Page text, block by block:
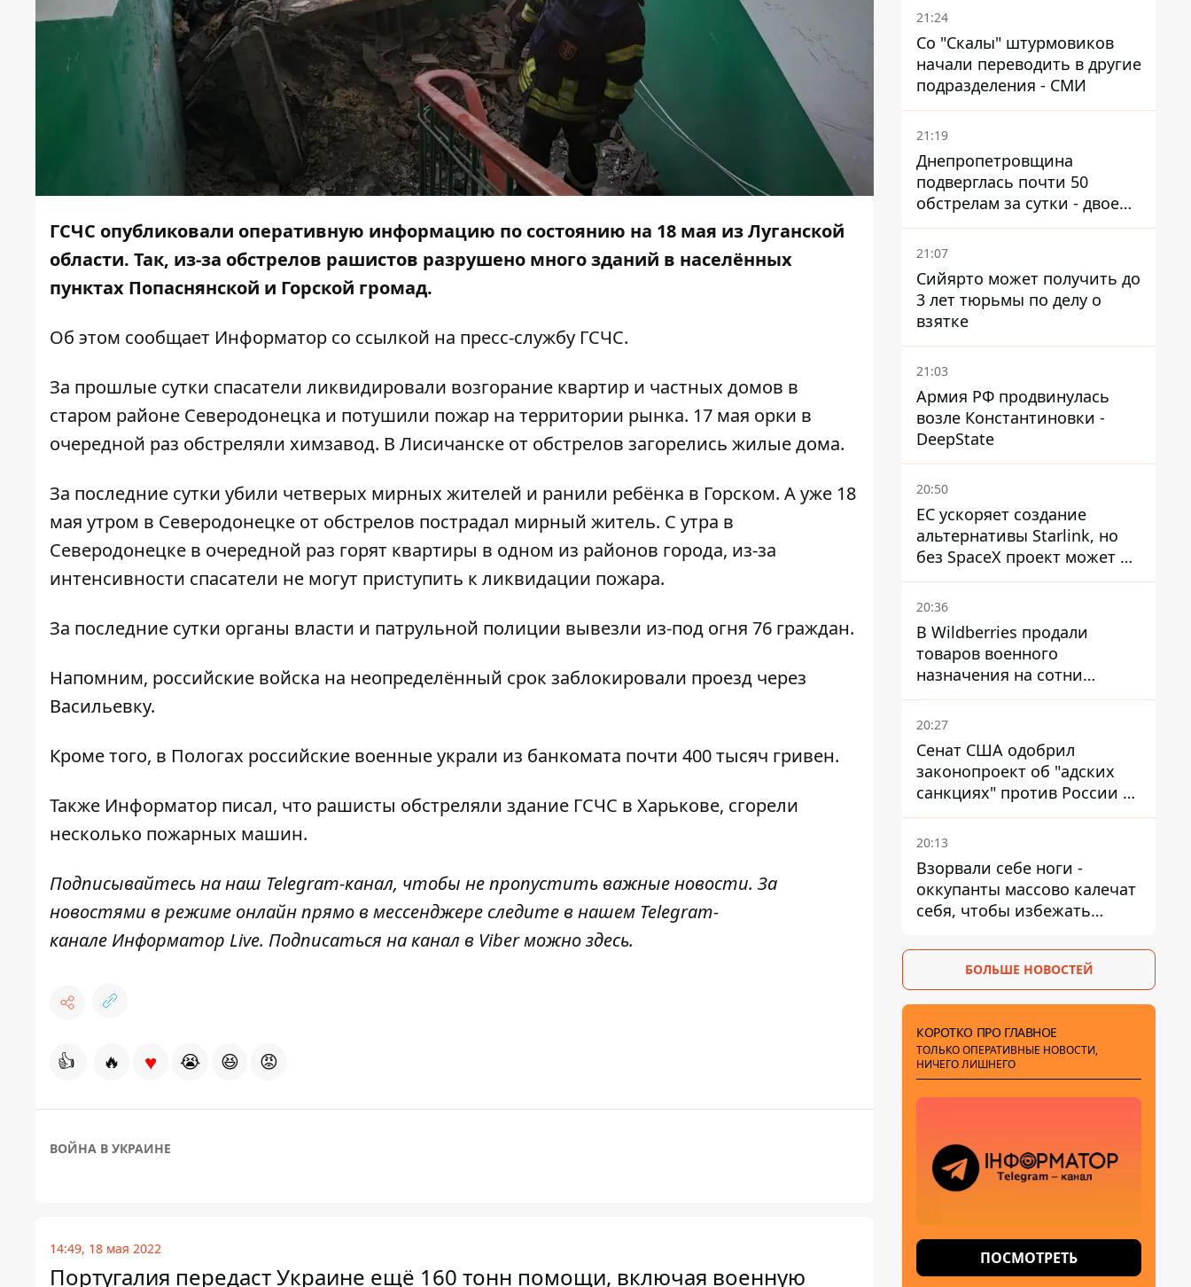
ГСЧС опубликовали оперативную информацию по состоянию на 18 мая из Луганской
области. Так, из-за обстрелов рашистов разрушено много зданий в населённых
пунктах Попаснянской и Горской громад.
Об этом сообщает Информатор со ссылкой на пресс-службу ГСЧС.
За прошлые сутки спасатели ликвидировали возгорание квартир и частных домов в
старом районе Северодонецка и потушили пожар на территории рынка. 17 мая орки в
очередной раз обстреляли химзавод. В Лисичанске от обстрелов загорелись жилые дома.
За последние сутки убили четверых мирных жителей и ранили ребёнка в Горском. А уже 18
мая утром в Северодонецке от обстрелов пострадал мирный житель. С утра в
Северодонецке в очередной раз горят квартиры в одном из районов города, из-за
интенсивности спасатели не могут приступить к ликвидации пожара.
За последние сутки органы власти и патрульной полиции вывезли из-под огня 76 граждан.
Напомним, российские войска на неопределённый срок заблокировали проезд через
Васильевку.
Кроме того, в Пологах российские военные украли из банкомата почти 400 тысяч гривен.
Также Информатор писал, что рашисты обстреляли здание ГСЧС в Харькове, сгорели
несколько пожарных машин.
Подписывайтесь на наш Telegram-канал, чтобы не пропустить важные новости. За
новостями в режиме онлайн прямо в мессенджере следите в нашем Telegram-
канале Информатор Live. Подписаться на канал в Viber можноздесь.
👍 🔥 ♥ 😭 😆 😡
ВОЙНА В УКРАИНЕ
14:49, 18 мая 2022
Португалия передаст Украине ещё 160 тонн помощи, включая военную
21:24
Со "Скалы" штурмовиков
начали переводить в другие
подразделения - СМИ
21:19
Днепропетровщина
подверглась почти 50
обстрелам за сутки - двое
погибших, шесть
пострадавших
21:07
Сийярто может получить до
3 лет тюрьмы по делу о
взятке
21:03
Армия РФ продвинулась
возле Константиновки -
DeepState
20:50
ЕС ускоряет создание
альтернативы Starlink, но
без SpaceX проект может не
обойтись
20:36
В Wildberries продали
товаров военного
назначения на сотни
миллионов, но удары ВСУ
изменили ситуацию
20:27
Сенат США одобрил
законопроект об "адских
санкциях" против России и
Ирана
20:13
Взорвали себе ноги -
оккупанты массово калечат
себя, чтобы избежать
БОЛЬШЕ НОВОСТЕЙ
КОРОТКО ПРО ГЛАВНОЕ
ТОЛЬКО ОПЕРАТИВНЫЕ НОВОСТИ,
НИЧЕГО ЛИШНЕГО
ПОСМОТРЕТЬ